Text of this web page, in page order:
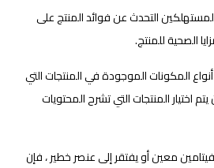
التحدث عن فوائد المنتج على
الصحية للمنتج.
المكونات الموجودة في المنتجات التي
اختيار المنتجات التي تشرح المحتويات
معين أو يفتقر إلى عنصر خطير ، فإن